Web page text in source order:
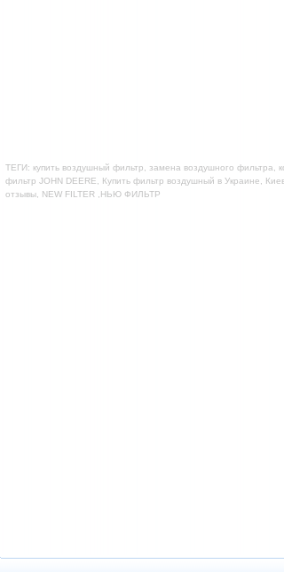
ТЕГИ: купить воздушный фильтр, замена воздушного фильтра,
фильтр JOHN DEERE, Купить фильтр воздушный в Украине,
отзывы, NEW FILTER ,НЬЮ ФИЛЬТР